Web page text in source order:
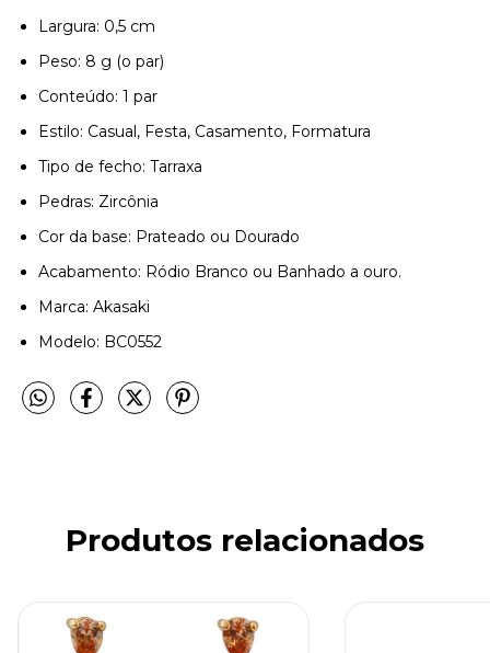
Largura: 0,5 cm
Peso: 8 g (o par)
Conteúdo: 1 par
Estilo: Casual, Festa, Casamento, Formatura
Tipo de fecho: Tarraxa
Pedras: Zircônia
Cor da base: Prateado ou Dourado
Acabamento: Ródio Branco ou Banhado a ouro.
Marca: Akasaki
Modelo: BC0552
Produtos relacionados